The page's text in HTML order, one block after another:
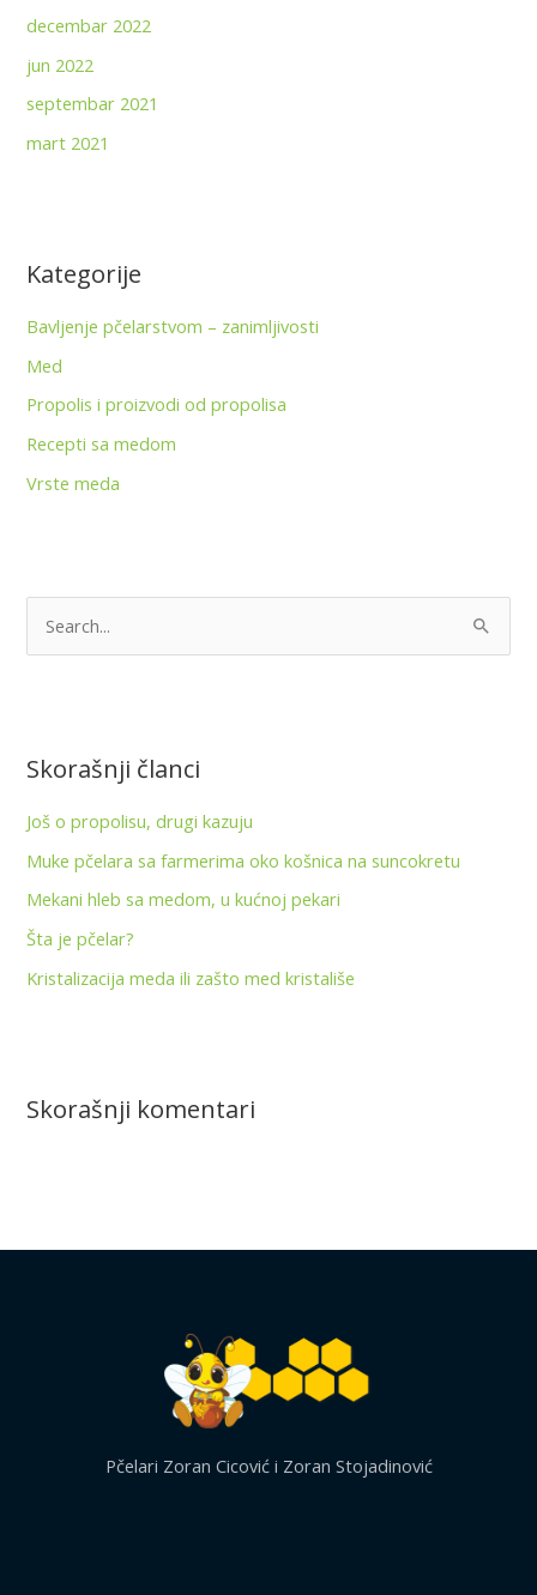
decembar 2022
jun 2022
septembar 2021
mart 2021
Kategorije
Bavljenje pčelarstvom – zanimljivosti
Med
Propolis i proizvodi od propolisa
Recepti sa medom
Vrste meda
r
r
g
a
z
a
:
Skorašnji članci
Još o propolisu, drugi kazuju
Muke pčelara sa farmerima oko košnica na suncokretu
Mekani hleb sa medom, u kućnoj pekari
Šta je pčelar?
Kristalizacija meda ili zašto med kristališe
Skorašnji komentari
Pčelari Zoran Cicović i Zoran Stojadinović